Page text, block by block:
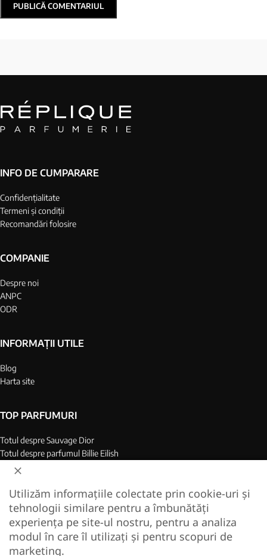
INFO DE CUMPARARE
Confidențialitate
Termeni și condiții
Recomandări folosire
COMPANIE
Despre noi
ANPC
ODR
INFORMAȚII UTILE
Blog
Harta site
TOP PARFUMURI
Totul despre Sauvage Dior
Totul despre parfumul Billie Eilish
Top 25 parfumuri barbati
Colagen Marin Hidrolizat
Cel mai bun colagen de pe piata
2022-2024 replique.ro — magazin on-line de parfumuri pentru dame si barbati. Toate
drepturile rezervate. Livrare in toata Romania!
Utilizăm informațiile colectate prin cookie-uri și
tehnologii similare pentru a îmbunătăți
experiența pe site-ul nostru, pentru a analiza
modul în care îl utilizați și pentru scopuri de
marketing.